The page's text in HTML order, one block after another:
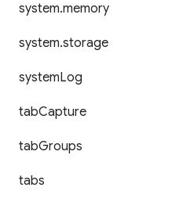
system.memory
system.storage
systemLog
tabCapture
tabGroups
tabs